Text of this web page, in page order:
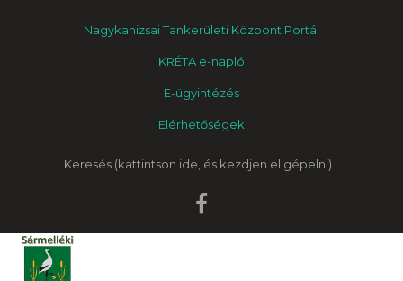
Nagykanizsai Tankerületi Központ Portál
KRÉTA e-napló
E-ügyintézés
Elérhetőségek
Keresés